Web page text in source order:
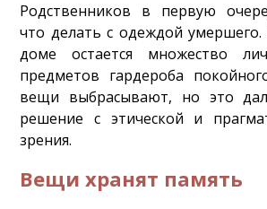
Родственников в первую
что делать с одеждой
доме остается множество
предметов гардероба
вещи выбрасывают, но это
решение с этической и
зрения.
Вещи хранят память